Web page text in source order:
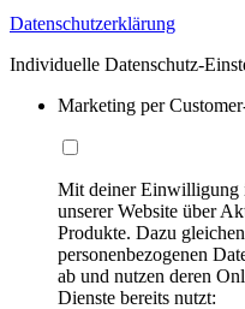
Datenschutzerklärung
Individuelle Datenschutz-
Marketing per
Mit deiner Einwilligung
unserer Website über
Produkte. Dazu
personenbezogenen
ab und nutzen deren
Dienste bereits nutzt: